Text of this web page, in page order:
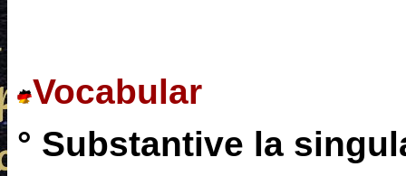
Vocabular
° Substantive la